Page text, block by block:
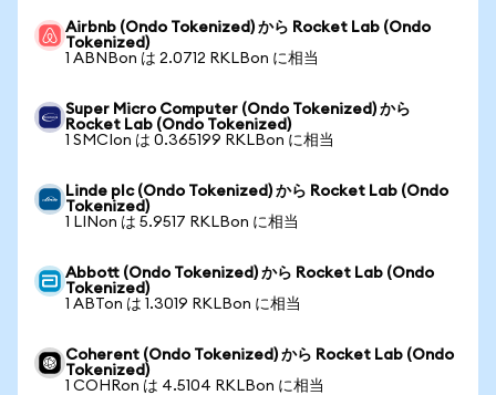
Airbnb (Ondo Tokenized) から Rocket Lab (Ondo
Tokenized)
1 ABNBon は 2.0712 RKLBon に相当
Super Micro Computer (Ondo Tokenized) から
Rocket Lab (Ondo Tokenized)
1 SMCIon は 0.365199 RKLBon に相当
Linde plc (Ondo Tokenized) から Rocket Lab (Ondo
Tokenized)
1 LINon は 5.9517 RKLBon に相当
Abbott (Ondo Tokenized) から Rocket Lab (Ondo
Tokenized)
1 ABTon は 1.3019 RKLBon に相当
Coherent (Ondo Tokenized) から Rocket Lab (Ondo
Tokenized)
1 COHRon は 4.5104 RKLBon に相当